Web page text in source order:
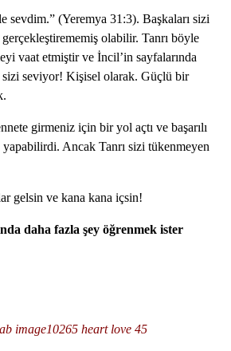
sevdim.” (Yeremya 31:3). Başkaları sizi
olabilir. Tanrı böyle
vaat etmiştir ve İncil’in sayfalarında
sizi seviyor! Kişisel olarak. Güçlü bir
girmeniz için bir yol açtı ve başarılı
Ancak Tanrı sizi tükenmeyen
gelsin ve kana kana içsin!
daha fazla şey öğrenmek ister